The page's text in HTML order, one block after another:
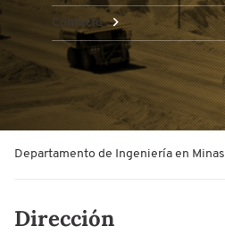
Contacto
Departamento de Ingeniería en Minas
Dirección